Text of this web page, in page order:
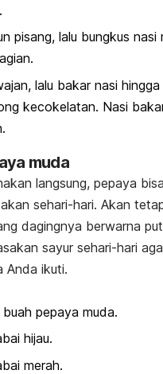
pisang, lalu bungkus nasi
lalu bakar nasi
kecokelatan. Nasi
muda
langsung, pepaya
sehari-hari. Akan
dagingnya berwarna
sayur sehari-hari
Anda ikuti.
pepaya muda.
hijau.
merah.